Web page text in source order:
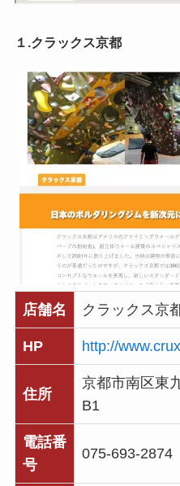
１.クラックス京都
店舗名 クラックス京
HP http://
住所
京都市南区東
B1
電話番
号
075-693-2874